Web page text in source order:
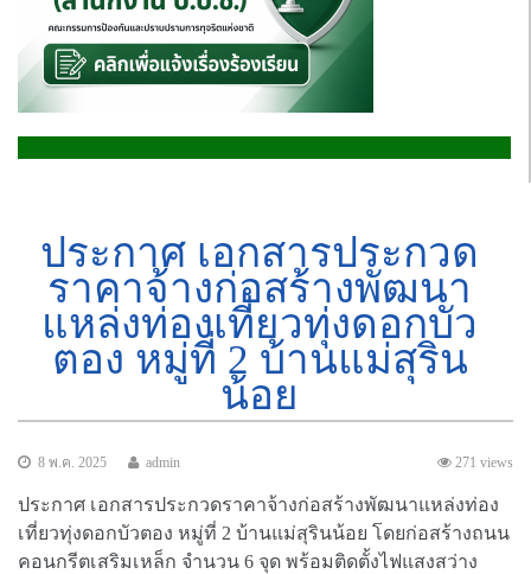
ประกาศ เอกสารประกวด
ราคาจ้างก่อสร้างพัฒนา
แหล่งท่องเที่ยวทุ่งดอกบัว
ตอง หมู่ที่ 2 บ้านแม่สุริน
น้อย
8 พ.ค. 2025 271 views
admin
ประกาศ เอกสารประกวดราคาจ้างก่อสร้างพัฒนาแหล่งท่อง
เที่ยวทุ่งดอกบัวตอง หมู่ที่ 2 บ้านแม่สุรินน้อย โดยก่อสร้างถนน
คอนกรีตเสริมเหล็ก จำนวน 6 จุด พร้อมติดตั้งไฟแสงสว่าง